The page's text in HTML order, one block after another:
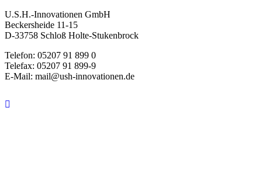
U.S.H.-Innovationen GmbH
Beckersheide 11-15
D-33758 Schloß Holte-Stukenbrock
Telefon: 05207 91 899 0
Telefax: 05207 91 899-9
E-Mail: mail@ush-innovationen.de